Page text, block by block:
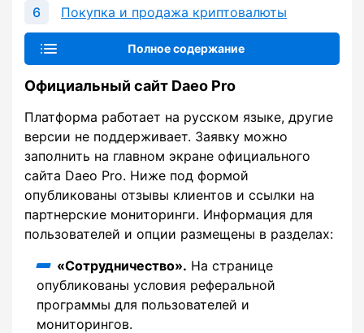
Покупка и продажа криптовалюты
Полное содержание
Официальный сайт Daeo Pro
Платформа работает на русском языке, другие
версии не поддерживает. Заявку можно
заполнить на главном экране официального
сайта Daeo Pro. Ниже под формой
опубликованы отзывы клиентов и ссылки на
партнерские мониторинги. Информация для
пользователей и опции размещены в разделах:
«Сотрудничество». На странице
опубликованы условия реферальной
программы для пользователей и
мониторингов.